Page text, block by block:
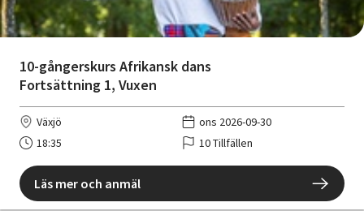
10-gångerskurs Afrikansk dans
Fortsättning 1, Vuxen
Växjö
ons 2026-09-30
18:35
10 Tillfällen
Läs mer och anmäl